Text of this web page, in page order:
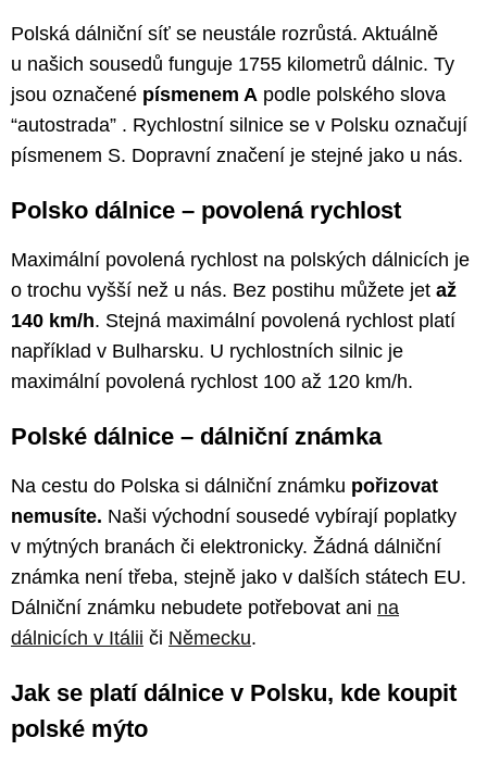
Polská dálniční síť se neustále rozrůstá. Aktuálně
u našich sousedů funguje 1755 kilometrů dálnic. Ty
jsou označené písmenem A podle polského slova
“autostrada” . Rychlostní silnice se v Polsku označují
písmenem S. Dopravní značení je stejné jako u nás.
Polsko dálnice –⁠ povolená rychlost
Maximální povolená rychlost na polských dálnicích je
o trochu vyšší než u nás. Bez postihu můžete jet až
140 km/h. Stejná maximální povolená rychlost platí
například v Bulharsku. U rychlostních silnic je
maximální povolená rychlost 100 až 120 km/h.
Polské dálnice –⁠ dálniční známka
Na cestu do Polska si dálniční známku pořizovat
nemusíte. Naši východní sousedé vybírají poplatky
v mýtných branách či elektronicky. Žádná dálniční
známka není třeba, stejně jako v dalších státech EU.
Dálniční známku nebudete potřebovat ani na
dálnicích v Itálii či Německu.
Jak se platí dálnice v Polsku, kde koupit
polské mýto